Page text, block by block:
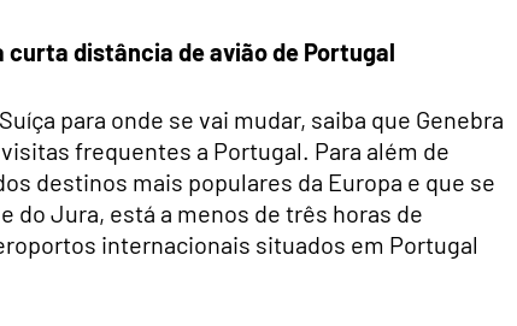
curta distância de avião de Portugal
para onde se vai mudar, saiba que Genebra
frequentes a Portugal. Para além de
destinos mais populares da Europa e que se
do Jura, está a menos de três horas de
internacionais situados em Portugal